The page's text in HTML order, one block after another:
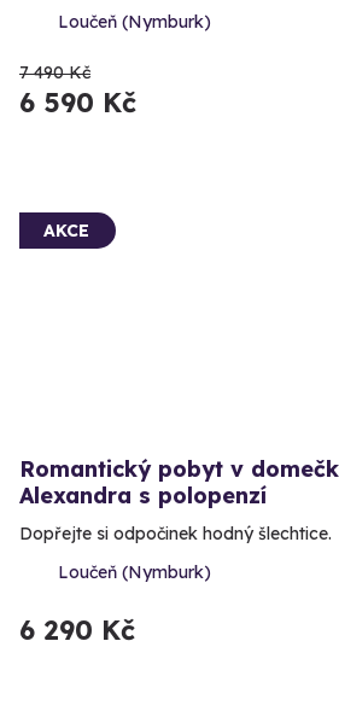
Loučeň (Nymburk)
7 490 Kč
6 590 Kč
AKCE
Romantický pobyt v
Alexandra s polopenzí
Dopřejte si odpočinek hodný šlechtice.
Loučeň (Nymburk)
6 290 Kč